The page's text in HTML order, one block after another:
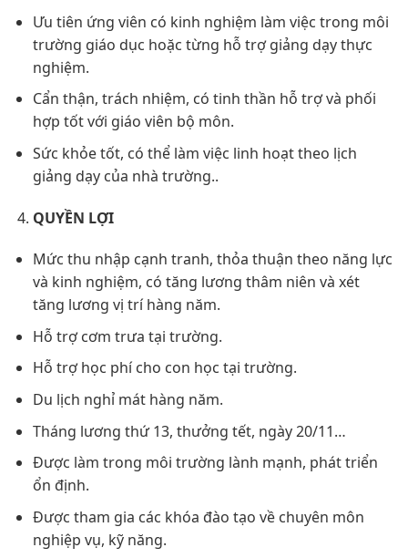
Ưu tiên ứng viên có kinh nghiệm làm việc trong môi
trường giáo dục hoặc từng hỗ trợ giảng dạy thực
nghiệm.
Cẩn thận, trách nhiệm, có tinh thần hỗ trợ và phối
hợp tốt với giáo viên bộ môn.
Sức khỏe tốt, có thể làm việc linh hoạt theo lịch
giảng dạy của nhà trường..
QUYỀN LỢI
Mức thu nhập cạnh tranh, thỏa thuận theo năng lực
và kinh nghiệm, có tăng lương thâm niên và xét
tăng lương vị trí hàng năm.
Hỗ trợ cơm trưa tại trường.
Hỗ trợ học phí cho con học tại trường.
Du lịch nghỉ mát hàng năm.
Tháng lương thứ 13, thưởng tết, ngày 20/11…
Được làm trong môi trường lành mạnh, phát triển
ổn định.
Được tham gia các khóa đào tạo về chuyên môn
nghiệp vụ, kỹ năng.